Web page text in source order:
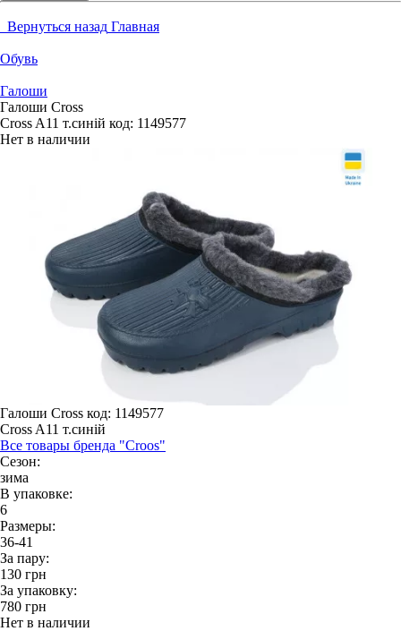
Вернуться назад Главная
Обувь
Галоши
Галоши Cross
Cross A11 т.синій код: 1149577
Нет в наличии
Галоши Cross код: 1149577
Cross A11 т.синій
Все товары бренда "Croos"
Сезон:
зима
В упаковке:
6
Размеры:
36-41
За пару:
130 грн
За упаковку:
780 грн
Нет в наличии